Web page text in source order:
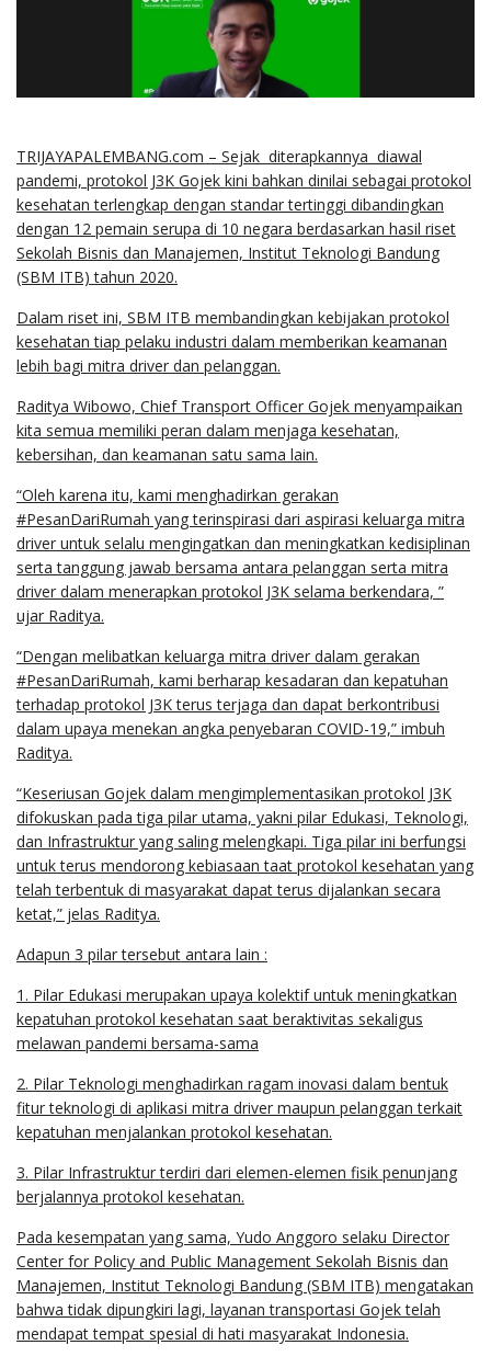
TRIJAYAPALEMBANG.com – Sejak diterapkannya diawal
pandemi, protokol J3K Gojek kini bahkan dinilai sebagai protokol
kesehatan terlengkap dengan standar tertinggi dibandingkan
dengan 12 pemain serupa di 10 negara berdasarkan hasil riset
Sekolah Bisnis dan Manajemen, Institut Teknologi Bandung
(SBM ITB) tahun 2020.
Dalam riset ini, SBM ITB membandingkan kebijakan protokol
kesehatan tiap pelaku industri dalam memberikan keamanan
lebih bagi mitra driver dan pelanggan.
Raditya Wibowo, Chief Transport Officer Gojek menyampaikan
kita semua memiliki peran dalam menjaga kesehatan,
kebersihan, dan keamanan satu sama lain.
“Oleh karena itu, kami menghadirkan gerakan
#PesanDariRumah yang terinspirasi dari aspirasi keluarga mitra
driver untuk selalu mengingatkan dan meningkatkan kedisiplinan
serta tanggung jawab bersama antara pelanggan serta mitra
driver dalam menerapkan protokol J3K selama berkendara, ”
ujar Raditya.
“Dengan melibatkan keluarga mitra driver dalam gerakan
#PesanDariRumah, kami berharap kesadaran dan kepatuhan
terhadap protokol J3K terus terjaga dan dapat berkontribusi
dalam upaya menekan angka penyebaran COVID-19,” imbuh
Raditya.
“Keseriusan Gojek dalam mengimplementasikan protokol J3K
difokuskan pada tiga pilar utama, yakni pilar Edukasi, Teknologi,
dan Infrastruktur yang saling melengkapi. Tiga pilar ini berfungsi
untuk terus mendorong kebiasaan taat protokol kesehatan yang
telah terbentuk di masyarakat dapat terus dijalankan secara
ketat,” jelas Raditya.
Adapun 3 pilar tersebut antara lain :
1. Pilar Edukasi merupakan upaya kolektif untuk meningkatkan
kepatuhan protokol kesehatan saat beraktivitas sekaligus
melawan pandemi bersama-sama
2. Pilar Teknologi menghadirkan ragam inovasi dalam bentuk
fitur teknologi di aplikasi mitra driver maupun pelanggan terkait
kepatuhan menjalankan protokol kesehatan.
3. Pilar Infrastruktur terdiri dari elemen-elemen fisik penunjang
berjalannya protokol kesehatan.
Pada kesempatan yang sama, Yudo Anggoro selaku Director
Center for Policy and Public Management Sekolah Bisnis dan
Manajemen, Institut Teknologi Bandung (SBM ITB) mengatakan
bahwa tidak dipungkiri lagi, layanan transportasi Gojek telah
mendapat tempat spesial di hati masyarakat Indonesia.